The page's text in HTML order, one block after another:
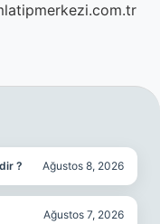
? Ağustos 8, 2026
Ağustos 7, 2026